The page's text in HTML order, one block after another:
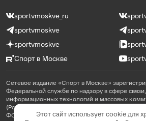
sportvmoskve_ru
sportvmoskve
sportvmoskve
Спорт в Москве
Сетевое издание «Спорт в Москве»
Федеральной службе по надзору в сфере связи,
информационных технологий и массовых
(Роскомнадзор) 31 августа 2021 года,
ФС 77 - 81769Этот сайт использует cookie для